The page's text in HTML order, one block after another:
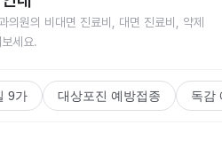
의원의 비대면 진료비, 대면 진료비, 약제
세요.
9가 대상포진 예방접종 독감